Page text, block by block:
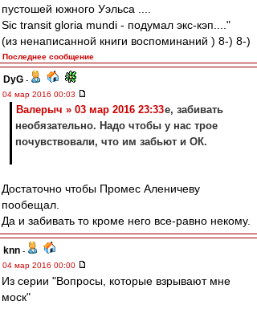
пустошей южного Уэльса ....
Sic transit gloria mundi - подумал экс-кэп...."
(из ненаписанной книги воспоминаний ) 8-) 8-)
Последнее сообщение
DyG -
04 мар 2016 00:03
Валерыч » 03 мар 2016 23:33е, забивать
необязательно. Надо чтобы у нас трое
почувствовали, что им забьют и ОК.
Достаточно чтобы Промес Аленичеву
пообещал.
Да и забивать то кроме него все-равно некому.
knn -
04 мар 2016 00:00
Из серии "Вопросы, которые взрывают мне
моск"